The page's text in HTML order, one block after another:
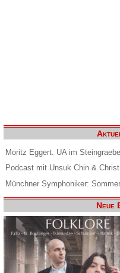
Moritz Eggert. UA im
Podcast mit Unsuk Chin &
Münchner Symphoniker:
Neue